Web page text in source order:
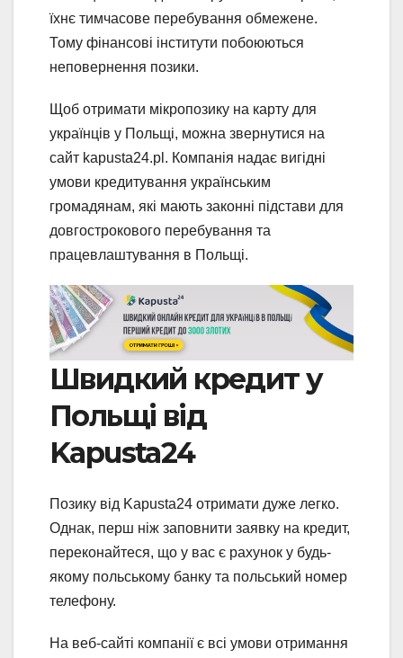
їхнє тимчасове перебування обмежене.
Тому фінансові інститути побоюються
неповернення позики.
Щоб отримати мікропозику на карту для
українців у Польщі, можна звернутися на
сайт kapusta24.pl. Компанія надає вигідні
умови кредитування українським
громадянам, які мають законні підстави для
довгострокового перебування та
працевлаштування в Польщі.
Швидкий кредит у
Польщі від
Kapusta24
Позику від Kapusta24 отримати дуже легко.
Однак, перш ніж заповнити заявку на кредит,
переконайтеся, що у вас є рахунок у будь-
якому польському банку та польський номер
телефону.
На веб-сайті компанії є всі умови отримання